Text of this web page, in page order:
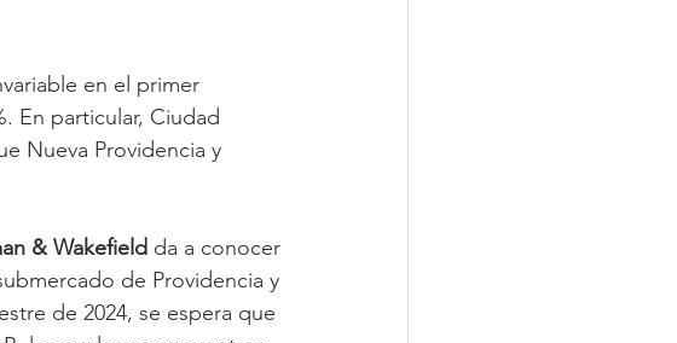
en el primer
En particular, Ciudad
Nueva Providencia y
& Wakefield da a conocer
de Providencia y
de 2024, se espera que